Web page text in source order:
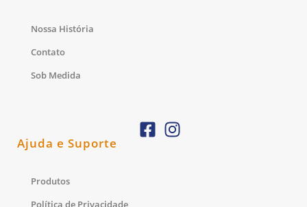
Nossa História
Contato
Sob Medida
Ajuda e Suporte
Produtos
Política de Privacidade